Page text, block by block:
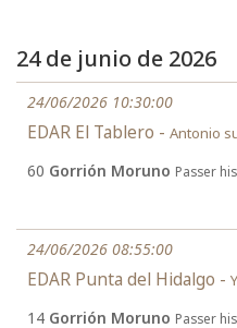
24 de junio de 2026
24/06/2026 10:30:00
EDAR El Tablero - Antonio
60 Gorrión Moruno Passer
24/06/2026 08:55:00
EDAR Punta del Hidalgo -
14 Gorrión Moruno Passer